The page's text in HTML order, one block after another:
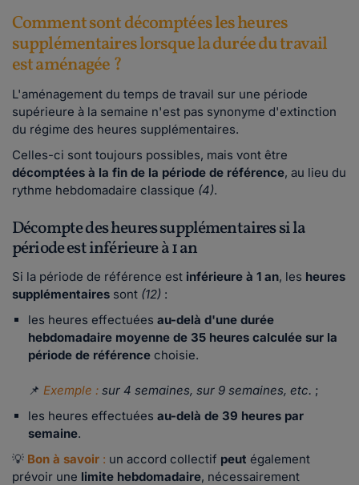
Comment sont décomptées les heures
supplémentaires lorsque la durée du travail
est aménagée ?
L'aménagement du temps de travail sur une période
supérieure à la semaine n'est pas synonyme d'extinction
du régime des heures supplémentaires.
Celles-ci sont toujours possibles, mais vont être
décomptées à la fin de la période de référence, au lieu du
rythme hebdomadaire classique (4).
Décompte des heures supplémentaires si la
période est inférieure à 1 an
Si la période de référence est inférieure à 1 an, les heures
supplémentaires sont (12) :
les heures effectuées au-delà d'une durée
hebdomadaire moyenne de 35 heures calculée sur la
période de référence choisie.
📌 Exemple : sur 4 semaines, sur 9 semaines, etc. ;
les heures effectuées au-delà de 39 heures par
semaine.
💡 Bon à savoir : un accord collectif peut également
prévoir une limite hebdomadaire, nécessairement